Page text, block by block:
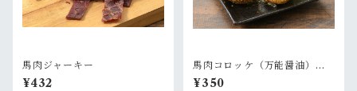
馬肉ジャーキー
¥432
馬肉コロッケ（万能醤油）
４個入
¥350